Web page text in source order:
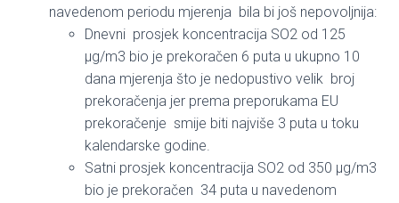
navedenom periodu mjerenja bila bi još nepovoljnija:
Dnevni prosjek koncentracija SO2 od 125
μg/m3 bio je prekoračen 6 puta u ukupno 10
dana mjerenja što je nedopustivo velik broj
prekoračenja jer prema preporukama EU
prekoračenje smije biti najviše 3 puta u toku
kalendarske godine.
Satni prosjek koncentracija SO2 od 350 μg/m3
bio je prekoračen 34 puta u navedenom